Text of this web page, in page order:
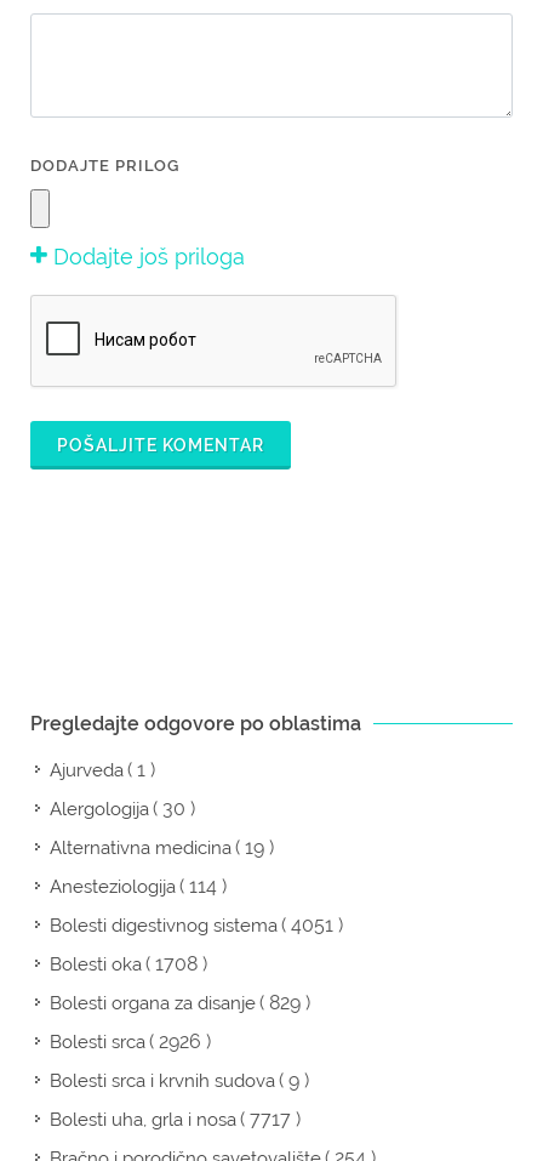
DODAJTE PRILOG
Dodajte još priloga
POŠALJITE KOMENTAR
Pregledajte odgovore po oblastima
Ajurveda( 1 )
Alergologija( 30 )
Alternativna medicina( 19 )
Anesteziologija( 114 )
Bolesti digestivnog sistema( 4051 )
Bolesti oka( 1708 )
Bolesti organa za disanje( 829 )
Bolesti srca( 2926 )
Bolesti srca i krvnih sudova( 9 )
Bolesti uha, grla i nosa( 7717 )